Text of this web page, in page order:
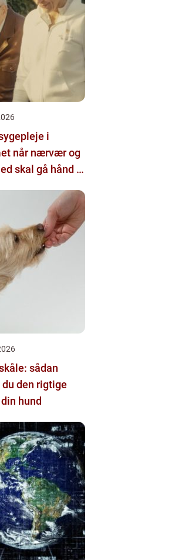
i
og
skal gå hånd i
sådan
den rigtige
hund